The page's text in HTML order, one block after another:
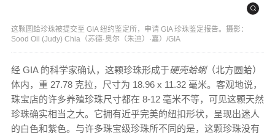
这颗圆蛤珍珠被提交至 GIA 纽约鉴定所，申请 GIA 珍珠鉴定报告。摄影：
Sood Oil (Judy) Chia（苏德·奥尔（朱迪）·嘉）/GIA
经 GIA 的科学家确认，这颗珍珠形成于硬壳蛤蜊（北方圆蛤）
体内，重 27.78 克拉，尺寸为 18.96 x 11.32 毫米。客观地说，
珠宝店的许多养殖珍珠尺寸都在 8-12 毫米不等，可见这颗天然
珍珠确实相当之大。它拥有近乎完美的纽扣形状，呈现出迷人
的白色和紫色。与许多珠宝级珍珠所不同的是，这颗珍珠没有